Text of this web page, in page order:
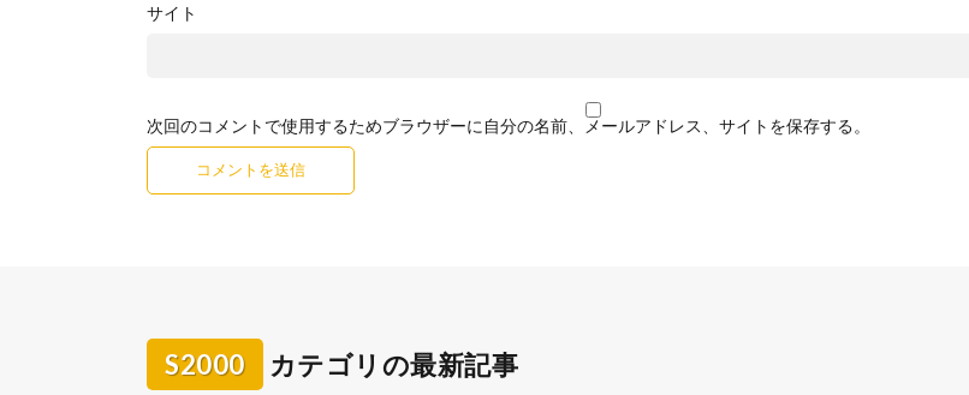
サイト
次回のコメントで使用するためブラウザーに自分の名前、メールアドレス、サイトを保存する。
S2000 カテゴリの最新記事